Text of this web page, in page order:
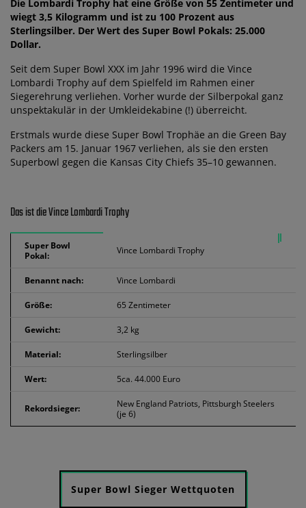
Die Lombardi Trophy hat eine Größe von 55 Zentimeter und
wiegt 3,5 Kilogramm und ist zu 100 Prozent aus
Sterlingsilber. Der Wert des Super Bowl Pokals: 25.000
Dollar.
Seit dem Super Bowl XXX im Jahr 1996 wird die Vince
Lombardi Trophy auf dem Spielfeld im Rahmen einer
Siegerehrung verliehen. Vorher wurde der Silberpokal ganz
unspektakulär in der Umkleidekabine (!) überreicht.
Erstmals wurde diese Super Bowl Trophäe an die Green Bay
Packers am 15. Januar 1967 verliehen, als sie den ersten
Superbowl gegen die Kansas City Chiefs 35–10 gewannen.
Das ist die Vince Lombardi Trophy
Super Bowl
Pokal:
Vince Lombardi Trophy
Benannt nach: Vince Lombardi
Größe: 65 Zentimeter
Gewicht: 3,2 kg
Material: Sterlingsilber
Wert: 5ca. 44.000 Euro
Rekordsieger:
New England Patriots, Pittsburgh Steelers
(je 6)
Super Bowl Sieger Wettquoten